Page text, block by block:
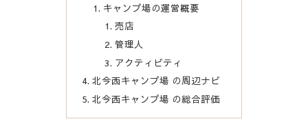
キャンプ場の運営概要
売店
管理人
アクティビティ
北今西キャンプ場 の周辺ナビ
北今西キャンプ場 の総合評価